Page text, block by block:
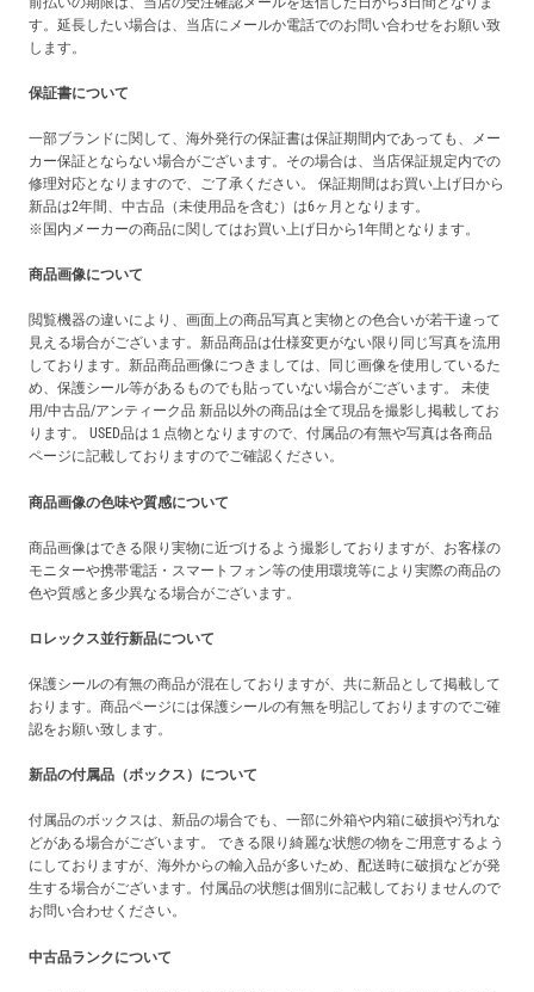
す。延長したい場合は、当店にメールか電話でのお問い合わせをお願い致
します。
保証書について
一部ブランドに関して、海外発行の保証書は保証期間内であっても、メー
カー保証とならない場合がございます。その場合は、当店保証規定内での
修理対応となりますので、ご了承ください。 保証期間はお買い上げ日から
新品は2年間、中古品（未使用品を含む）は6ヶ月となります。
※国内メーカーの商品に関してはお買い上げ日から1年間となります。
商品画像について
閲覧機器の違いにより、画面上の商品写真と実物との色合いが若干違って
見える場合がございます。新品商品は仕様変更がない限り同じ写真を流用
しております。新品商品画像につきましては、同じ画像を使用しているた
め、保護シール等があるものでも貼っていない場合がございます。 未使
用/中古品/アンティーク品 新品以外の商品は全て現品を撮影し掲載してお
ります。 USED品は１点物となりますので、付属品の有無や写真は各商品
ページに記載しておりますのでご確認ください。
商品画像の色味や質感について
商品画像はできる限り実物に近づけるよう撮影しておりますが、お客様の
モニターや携帯電話・スマートフォン等の使用環境等により実際の商品の
色や質感と多少異なる場合がございます。
ロレックス並行新品について
保護シールの有無の商品が混在しておりますが、共に新品として掲載して
おります。商品ページには保護シールの有無を明記しておりますのでご確
認をお願い致します。
新品の付属品（ボックス）について
付属品のボックスは、新品の場合でも、一部に外箱や内箱に破損や汚れな
どがある場合がございます。 できる限り綺麗な状態の物をご用意するよう
にしておりますが、海外からの輸入品が多いため、配送時に破損などが発
生する場合がございます。付属品の状態は個別に記載しておりませんので
お問い合わせください。
中古品ランクについて